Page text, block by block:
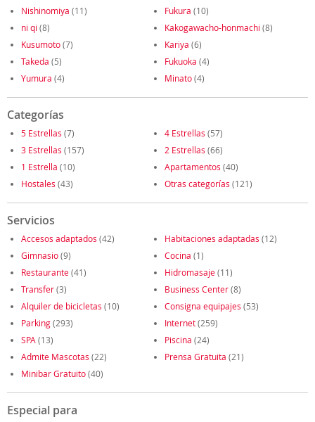
Nishinomiya (11) Fukura (10)
ni qi (8) Kakogawacho-honmachi (8)
Kusumoto(7) Kariya (6)
Takeda (5) Fukuoka (4)
Yumura (4) Minato(4)
Categorías
5 Estrellas (7) 4 Estrellas (57)
3 Estrellas (157) 2 Estrellas (66)
1 Estrella (10) Apartamentos (40)
Hostales (43) Otras categorías (121)
Servicios
Accesos adaptados (42) Habitaciones adaptadas (12)
Gimnasio(9) Cocina (1)
Restaurante(41) Hidromasaje(11)
Transfer(3) Business Center(8)
Alquiler de bicicletas (10) Consigna equipajes (53)
Parking(293) Internet(259)
SPA (13) Piscina (24)
Admite Mascotas (22) Prensa Gratuita (21)
Minibar Gratuito(40)
Especial para